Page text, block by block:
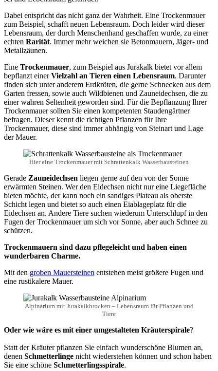
Dabei entspricht das nicht ganz der Wahrheit. Eine Trockenmauer
zum Beispiel, schafft neuen Lebensraum. Doch leider wird dieser
Lebensraum, der durch Menschenhand geschaffen wurde, zu einer
echten Rarität. Immer mehr weichen sie Betonmauern, Jäger- und
Metallzäunen.
Eine Trockenmauer, zum Beispiel aus Jurakalk bietet vor allem
bepflanzt einerVielzahl an Tieren einen Lebensraum. Darunter
finden sich unter anderem Erdkröten, die gerne Schnecken aus dem
Garten fressen, sowie auch Wildbienen und Zauneidechsen, die zu
einer wahren Seltenheit geworden sind. Für die Bepflanzung Ihrer
Trockenmauer sollten Sie einen kompetenten Staudengärtner
befragen. Dieser kennt die richtigen Pflanzen für Ihre
Trockenmauer, diese sind immer abhängig von Steinart und Lage
der Mauer.
Hier eine Trockenmauer mit Schrattenkalk Wasserbausteinen
Gerade Zauneidechsen liegen gerne auf den von der Sonne
erwärmten Steinen. Wer den Eidechsen nicht nur eine Liegefläche
bieten möchte, der kann noch ein sandiges Plateau als oberste
Schicht legen und bietet so auch einen Eiablageplatz für die
Eidechsen an. Andere Tiere suchen wiederum Unterschlupf in den
Fugen der Trockenmauer um sich vor Sonne, aber auch Schnee zu
schützen.
Trockenmauern sind dazu pflegeleicht und haben einen
wunderbaren Charme.
Mit den groben Mauersteinen entstehen meist größere Fugen und
eine rustikalere Mauer.
Alpinarium mit Jurakalkbrocken – Lebensraum für Pflanzen und
Tiere
Oder wie wäre es mit einer umgestalteten Kräuterspirale?
Statt der Kräuter pflanzen Sie einfach wunderschöne Blumen an,
denen Schmetterlinge nicht wiederstehen können und schon haben
Sie eine schöne Schmetterlingsspirale.